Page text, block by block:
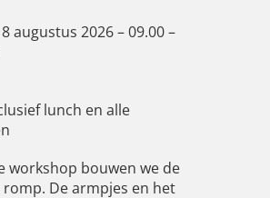
augustus 2026 – 09.00 –
lunch en alle
workshop bouwen we de
De armpjes en het